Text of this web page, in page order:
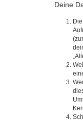
Deine